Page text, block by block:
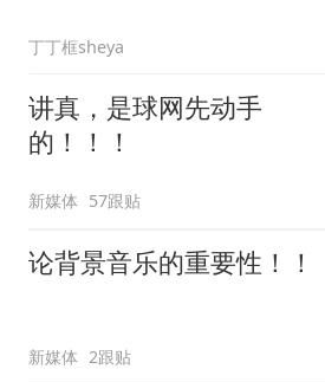
丁丁框sheya
讲真，是球网先动手
的！！！
新媒体 57跟贴
论背景音乐的重要性！！
新媒体 2跟贴